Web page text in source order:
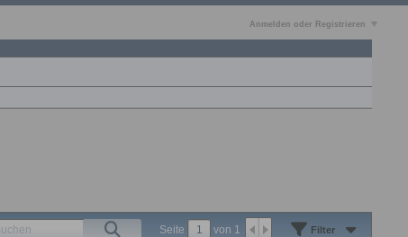
Anmelden oder Registrieren
Seite von 1 Filter